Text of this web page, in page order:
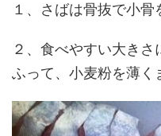
１、さばは骨抜で小骨
２、食べやすい大き
ふって、小麦粉を薄く